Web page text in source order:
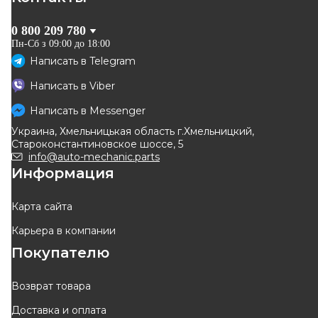
SASIC
Наконечник рулевой тяги (L)
Renault Trafic/Opel Vivaro 01-
Код: 4006147
579 грн
522 грн
КУПИТЬ
Отправка
579 грн
522
- 10 % Оригинал
0 800 209 780
Пн-Сб з 09:00 до 18:00
Написать в Telegram
Написать в Viber
Написать в Messenger
Украина, Хмельницькая область г.Хмельницкий,
Староконстантиновское шоссе, 5
info@auto-mechanic.parts
Информация
Карта сайта
Карьера в компании
Покупателю
Возврат товара
Доставка и оплата